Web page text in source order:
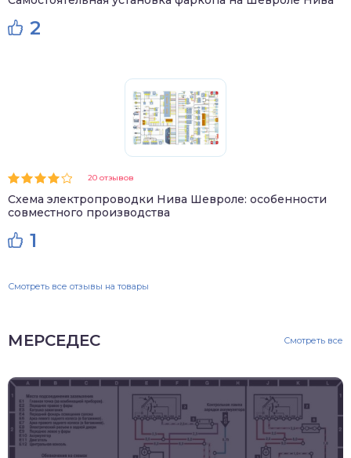
2
20 отзывов
Схема электропроводки Нива Шевроле: особенности
совместного производства
1
Смотреть все отзывы на товары
МЕРСЕДЕС Смотреть все